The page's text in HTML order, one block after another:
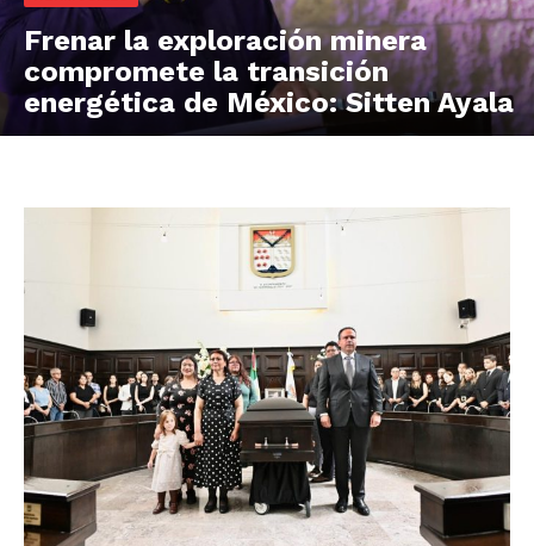
Frenar la exploración minera
compromete la transición
energética de México: Sitten Ayala